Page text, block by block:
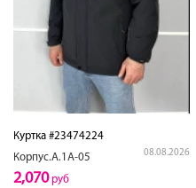
Куртка #23474224
Корпус.А.1А-05
08.08.2026
2,070руб